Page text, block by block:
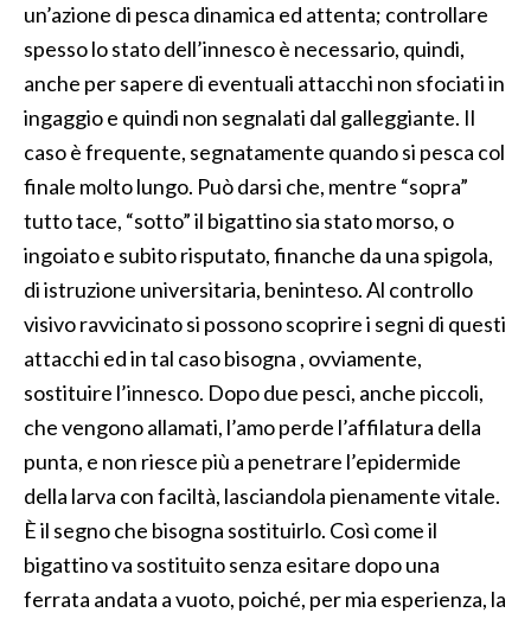
un’azione di pesca dinamica ed attenta; controllare
spesso lo stato dell’innesco è necessario, quindi,
anche per sapere di eventuali attacchi non sfociati in
ingaggio e quindi non segnalati dal galleggiante. Il
caso è frequente, segnatamente quando si pesca col
finale molto lungo. Può darsi che, mentre “sopra”
tutto tace, “sotto” il bigattino sia stato morso, o
ingoiato e subito risputato, finanche da una spigola,
di istruzione universitaria, beninteso. Al controllo
visivo ravvicinato si possono scoprire i segni di questi
attacchi ed in tal caso bisogna , ovviamente,
sostituire l’innesco. Dopo due pesci, anche piccoli,
che vengono allamati, l’amo perde l’affilatura della
punta, e non riesce più a penetrare l’epidermide
della larva con faciltà, lasciandola pienamente vitale.
È il segno che bisogna sostituirlo. Così come il
bigattino va sostituito senza esitare dopo una
ferrata andata a vuoto, poiché, per mia esperienza, la